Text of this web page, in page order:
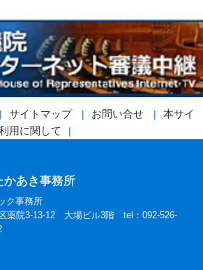
サイトマップ お問い合せ
本サイ
用に関して
あき事務所
ク事務所
薬院3-13-12 大場ビル3階 tel：092-526-